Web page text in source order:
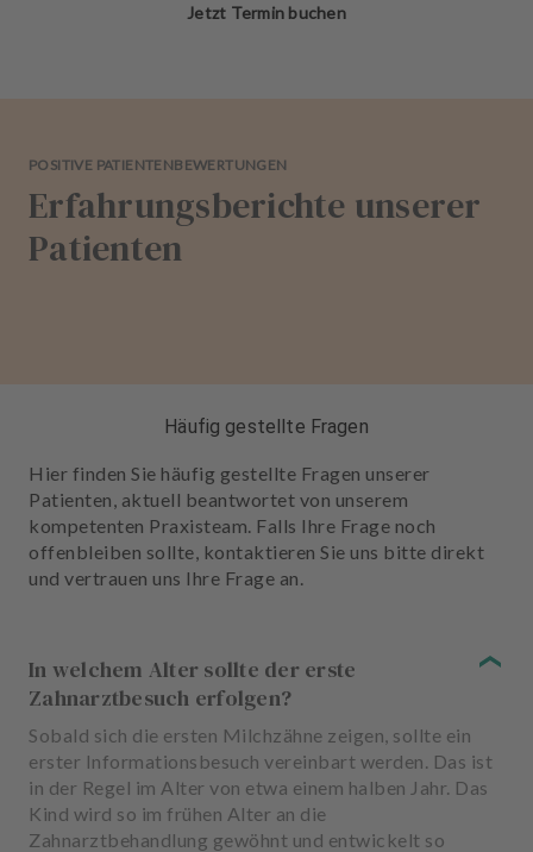
Jetzt Termin buchen
POSITIVE PATIENTENBEWERTUNGEN
Erfahrungsberichte unserer
Patienten
Häufig gestellte Fragen
Hier finden Sie häufig gestellte Fragen unserer
Patienten, aktuell beantwortet von unserem
kompetenten Praxisteam. Falls Ihre Frage noch
offenbleiben sollte, kontaktieren Sie uns bitte direkt
und vertrauen uns Ihre Frage an.
In welchem Alter sollte der erste
Zahnarztbesuch erfolgen?
Sobald sich die ersten Milchzähne zeigen, sollte ein
erster Informationsbesuch vereinbart werden. Das ist
in der Regel im Alter von etwa einem halben Jahr. Das
Kind wird so im frühen Alter an die
Zahnarztbehandlung gewöhnt und entwickelt so